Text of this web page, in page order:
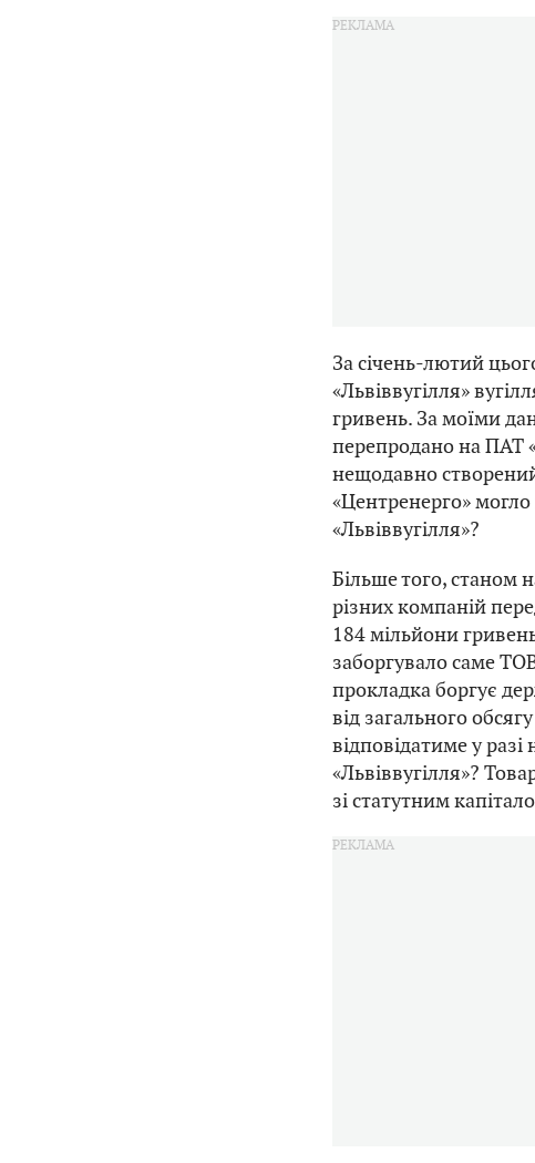
За січень-лютий
«Львіввугілля»
гривень. За моїми
перепродано на ПАТ
нещодавно
«Центренерго»
«Львіввугілля»?
Більше того, станом
різних компаній
184 мільйони
заборгувало саме
прокладка боргує
від загального
відповідатиме у
«Львіввугілля»?
зі статутним